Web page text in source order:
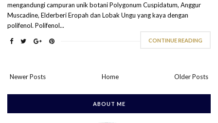
mengandungi campuran unik botani Polygonum Cuspidatum, Anggur
Muscadine, Elderberi Eropah dan Lobak Ungu yang kaya dengan
polifenol. Polifenol...
CONTINUE READING
Newer Posts Older Posts
Home
ABOUT ME